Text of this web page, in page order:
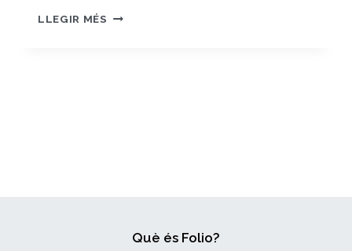
LLEGIR MÉS MORENO_MARIA_PAC2_DOSSIER
Què és Folio?